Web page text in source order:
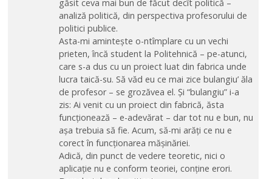
găsit ceva mai bun de făcut decît politică –
analiză politică, din perspectiva profesorului de
politici publice.
Asta-mi amintește o-ntîmplare cu un vechi
prieten, încă student la Politehnică – pe-atunci,
care s-a dus cu un proiect luat din fabrica unde
lucra taică-su. Să văd eu ce mai zice bulangiu’ ăla
de profesor – se grozăvea el. Și “bulangiu” i-a
zis: Ai venit cu un proiect din fabrică, ăsta
funcționează – e-adevărat – dar tot nu e bun, nu
așa trebuia să fie. Acum, să-mi arăți ce nu e
corect în funcționarea mășinăriei.
Adică, din punct de vedere teoretic, nici o
aplicație nu e conform teoriei, conține erori.